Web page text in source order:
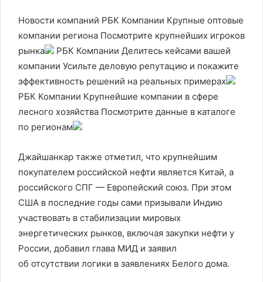
Новости компаний РБК Компании Крупные оптовые
компании региона Посмотрите крупнейших игроков
рынка
РБК Компании Делитесь кейсами вашей
компании Усильте деловую репутацию и покажите
эффективность решений на реальных примерах
РБК Компании Крупнейшие компании в сфере
лесного хозяйства Посмотрите данные в каталоге
по регионам
Джайшанкар также отметил, что крупнейшим
покупателем российской нефти является Китай, а
российского СПГ — Европейский союз. При этом
США в последние годы сами призывали Индию
участвовать в стабилизации мировых
энергетических рынков, включая закупки нефти у
России, добавил глава МИД и заявил
об отсутствии логики в заявлениях Белого дома.